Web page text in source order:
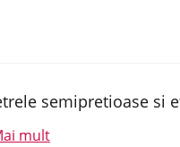
semipretioase si
mult